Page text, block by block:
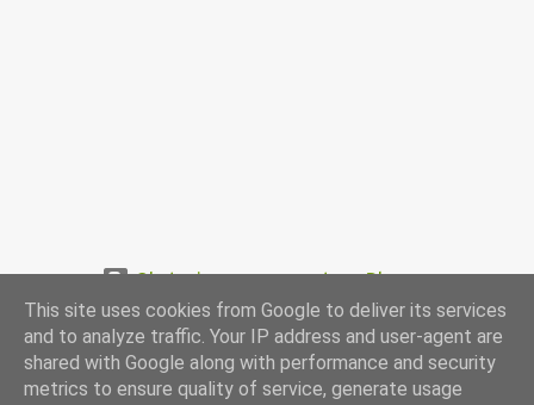
Obsługiwane przez usługę Blogger
www.przepismamy.pl
This site uses cookies from Google to deliver its services
and to analyze traffic. Your IP address and user-agent are
shared with Google along with performance and security
metrics to ensure quality of service, generate usage